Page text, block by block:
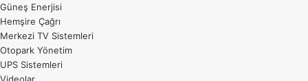
Güneş Enerjisi
Hemşire Çağrı
Merkezi TV Sistemleri
Otopark Yönetim
UPS Sistemleri